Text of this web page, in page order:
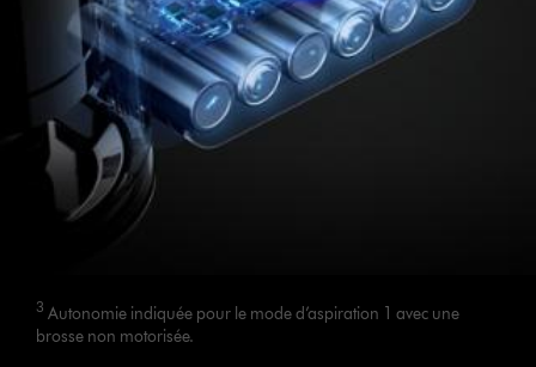
3 Autonomie indiquée pour le mode d’aspiration 1 avec une
brosse non motorisée.